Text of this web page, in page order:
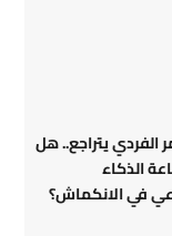
الفردي يتراجع.. هل
الذكاء
في الانكماش؟